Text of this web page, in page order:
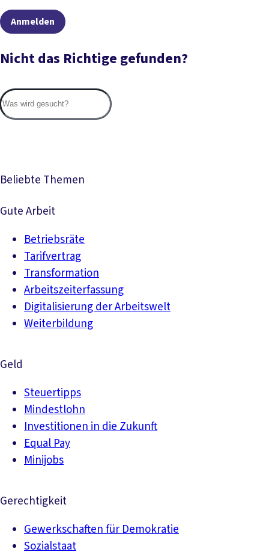
Anmelden
Nicht das Richtige gefunden?
Beliebte Themen
Gute Arbeit
Betriebsräte
Tarifvertrag
Transformation
Arbeitszeiterfassung
Digitalisierung der Arbeitswelt
Weiterbildung
Geld
Steuertipps
Mindestlohn
Investitionen in die Zukunft
Equal Pay
Minijobs
Gerechtigkeit
Gewerkschaften für Demokratie
Sozialstaat